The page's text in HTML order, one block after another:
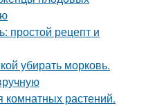
простой рецепт и
убирать морковь.
растений.